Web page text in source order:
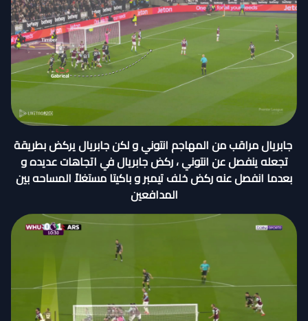
جابريال مراقب من المهاجم انتوني و لكن جابريال يركض بطريقة
تجعله ينفصل عن انتوني ، ركض جابريال في اتجاهات عديده و
بعدما انفصل عنه ركض خلف تيمبر و باكيتا مستغلاً المساحه بين
المدافعين